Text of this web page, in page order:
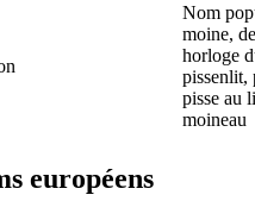
Nom
moine,
horloge
pissenlit,
pisse au
moineau
européens